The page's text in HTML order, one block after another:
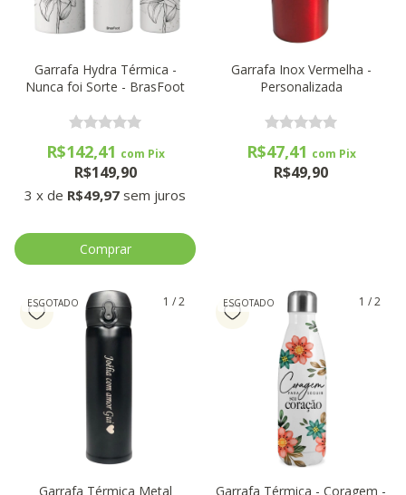
Garrafa Hydra Térmica -
Nunca foi Sorte - BrasFoot
R$149,90
3 x de R$49,97 sem juros
R$142,41 com Pix
Garrafa Inox Vermelha -
Personalizada
R$49,90
R$47,41 com Pix
1 /2
ESGOTADO
Garrafa Térmica Metal
1 /2
ESGOTADO
Garrafa Térmica - Coragem -